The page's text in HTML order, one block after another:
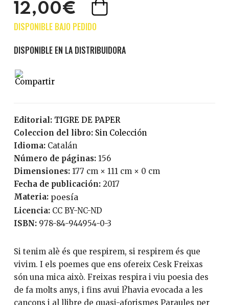
12,00€
Editorial:
TIGRE DE PAPER
Coleccion del libro:
Sin Colección
Idioma:
Catalán
Número de páginas: 156
Dimensiones: 177 cm × 111 cm × 0 cm
Fecha de publicación:
2017
Materia: poesía
Licencia:
CC BY-NC-ND
ISBN:
978-84-944954-0-3
Si tenim alè és que respirem, si respirem és que
vivim. I els poemes que ens ofereix Cesk Freixas
són una mica això. Freixas respira i viu poesia des
de fa molts anys, i fins avui l?havia evocada a les
cançons i al llibre de quasi­-aforismes Paraules per